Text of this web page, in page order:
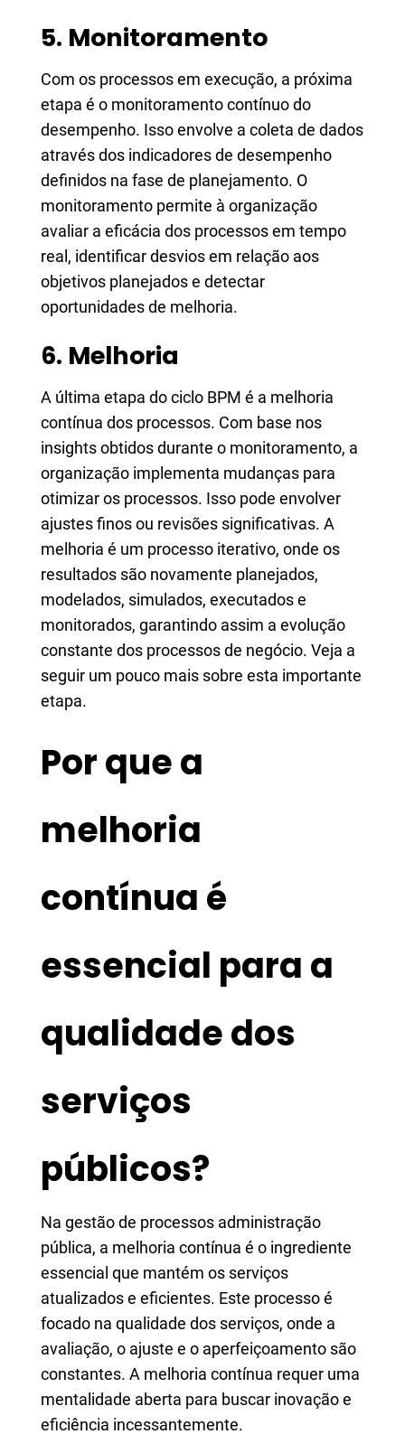
5. Monitoramento
Com os processos em execução, a próxima
etapa é o monitoramento contínuo do
desempenho. Isso envolve a coleta de dados
através dos indicadores de desempenho
definidos na fase de planejamento. O
monitoramento permite à organização
avaliar a eficácia dos processos em tempo
real, identificar desvios em relação aos
objetivos planejados e detectar
oportunidades de melhoria.
6. Melhoria
A última etapa do ciclo BPM é a melhoria
contínua dos processos. Com base nos
insights obtidos durante o monitoramento, a
organização implementa mudanças para
otimizar os processos. Isso pode envolver
ajustes finos ou revisões significativas. A
melhoria é um processo iterativo, onde os
resultados são novamente planejados,
modelados, simulados, executados e
monitorados, garantindo assim a evolução
constante dos processos de negócio. Veja a
seguir um pouco mais sobre esta importante
etapa.
Por que a
melhoria
contínua é
essencial para a
qualidade dos
serviços
públicos?
Na gestão de processos administração
pública, a melhoria contínua é o ingrediente
essencial que mantém os serviços
atualizados e eficientes. Este processo é
focado na qualidade dos serviços, onde a
avaliação, o ajuste e o aperfeiçoamento são
constantes. A melhoria contínua requer uma
mentalidade aberta para buscar inovação e
eficiência incessantemente.